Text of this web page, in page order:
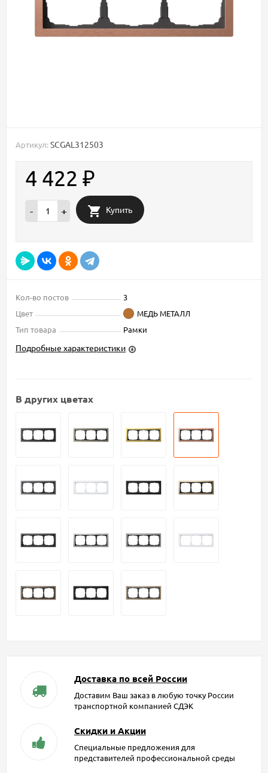
Артикул: SCGAL312503
4 422 ₽
- + Купить
Кол-во постов
3
Цвет
МЕДЬ МЕТАЛЛ
Тип товара
Рамки
Подробные характеристики
В других цветах
Доставка по всей России
Доставим Ваш заказ в любую точку России
транспортной компанией СДЭК
Скидки и Акции
Специальные предложения для
представителей профессиональной среды